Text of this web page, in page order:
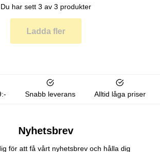
Du har sett 3 av 3 produkter
Ladda fler
Snabb leverans Alltid låga priser
Nyhetsbrev
för att få vårt nyhetsbrev och hålla dig